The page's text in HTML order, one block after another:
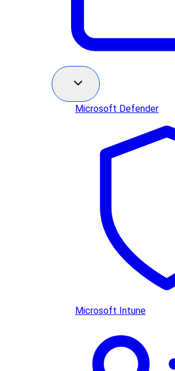
Microsoft Defender
Microsoft Intune